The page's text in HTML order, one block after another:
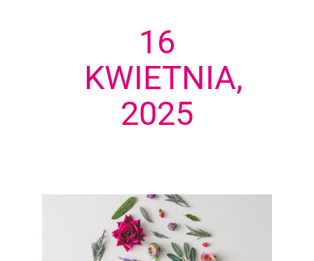
16
KWIETNIA,
2025